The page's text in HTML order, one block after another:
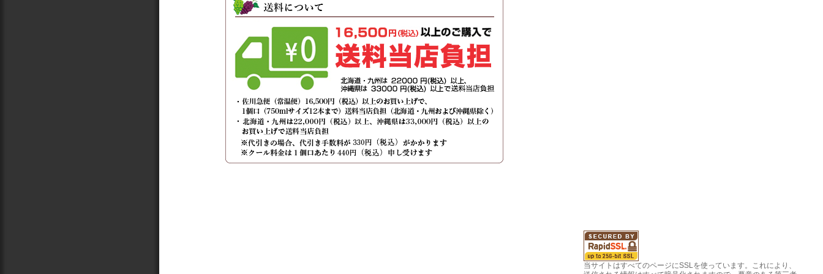
当サイトはすべてのページにSSLを使っています。これにより、